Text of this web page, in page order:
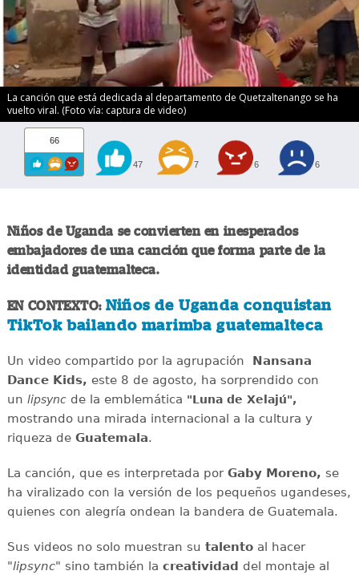
La canción que está dedicada al departamento de Quetzaltenango se ha
vuelto viral. (Foto vía: captura de video)
66
47 7 6 6
Niños de Uganda se convierten en inesperados
embajadores de una canción que forma parte de la
identidad guatemalteca.
EN CONTEXTO: Niños de Uganda conquistan
TikTok bailando marimba guatemalteca
Un video compartido por la agrupación Nansana
Dance Kids, este 8 de agosto, ha sorprendido con
un lipsyncde la emblemática "Luna de Xelajú",
mostrando una mirada internacional a la cultura y
riqueza de Guatemala.
La canción, que es interpretada por Gaby Moreno, se
ha viralizado con la versión de los pequeños ugandeses,
quienes con alegría ondean la bandera de Guatemala.
Sus videos no solo muestran su talentoal hacer
"lipsync" sino también la creatividad del montaje al